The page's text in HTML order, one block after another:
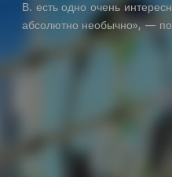
В. есть одно очень
абсолютно необычно», —